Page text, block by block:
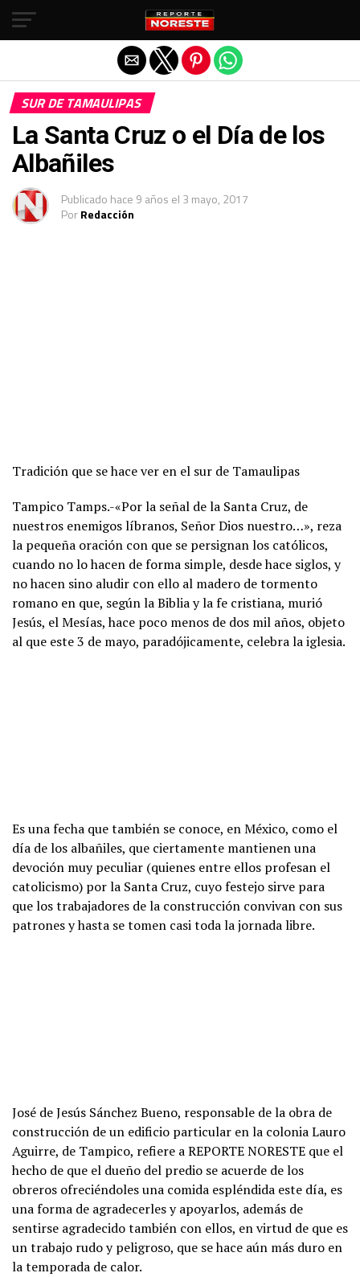
SUR DE TAMAULIPAS
La Santa Cruz o el Día de los
Albañiles
Publicado hace 9 años el 3 mayo, 2017
PorRedacción
Tradición que se hace ver en el sur de Tamaulipas
Tampico Tamps.-«Por la señal de la Santa Cruz, de
nuestros enemigos líbranos, Señor Dios nuestro…», reza
la pequeña oración con que se persignan los católicos,
cuando no lo hacen de forma simple, desde hace siglos, y
no hacen sino aludir con ello al madero de tormento
romano en que, según la Biblia y la fe cristiana, murió
Jesús, el Mesías, hace poco menos de dos mil años, objeto
al que este 3 de mayo, paradójicamente, celebra la iglesia.
Es una fecha que también se conoce, en México, como el
día de los albañiles, que ciertamente mantienen una
devoción muy peculiar (quienes entre ellos profesan el
catolicismo) por la Santa Cruz, cuyo festejo sirve para
que los trabajadores de la construcción convivan con sus
patrones y hasta se tomen casi toda la jornada libre.
José de Jesús Sánchez Bueno, responsable de la obra de
construcción de un edificio particular en la colonia Lauro
Aguirre, de Tampico, refiere a REPORTE NORESTE que el
hecho de que el dueño del predio se acuerde de los
obreros ofreciéndoles una comida espléndida este día, es
una forma de agradecerles y apoyarlos, además de
sentirse agradecido también con ellos, en virtud de que es
un trabajo rudo y peligroso, que se hace aún más duro en
la temporada de calor.
Salir de la versión móvil